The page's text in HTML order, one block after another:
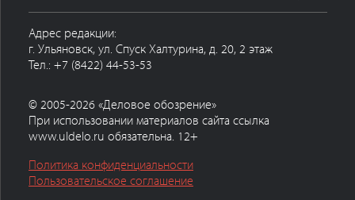
Адрес редакции:
г. Ульяновск, ул. Спуск Халтурина, д. 20, 2 этаж
Тел.: +7 (8422) 44-53-53
© 2005-2026 «Деловое обозрение»
При использовании материалов сайта ссылка
www.uldelo.ru обязательна. 12+
Политика конфиденциальности
Пользовательское соглашение